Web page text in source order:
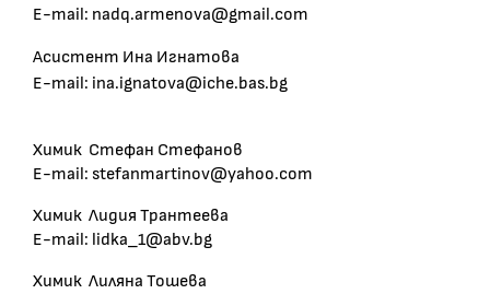
E-mail: nadq.armenova@gmail.com
Асистент Ина Игнатова
E-mail: ina.ignatova@iche.bas.bg
Химик Стефан Стефанов
E-mail: stefanmartinov@yahoo.com
Химик Лидия Трантеева
E-mail: lidka_1@abv.bg
Химик Лиляна Тошева